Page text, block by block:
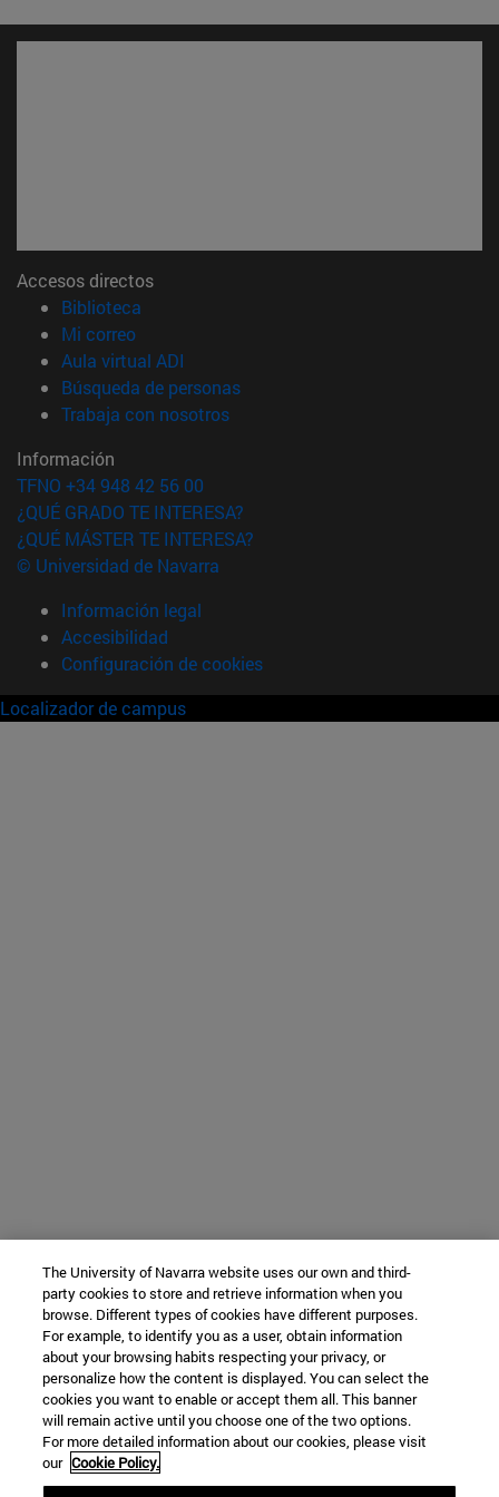
Accesos directos
Biblioteca
Mi correo(abre en nueva ventana)
Aula virtual ADI
Búsqueda de personas(abre en nueva ventana)
Trabaja con nosotros(abre en nueva ventana)
Información
TFNO +34 948 42 56 00
¿QUÉ GRADO TE INTERESA?
¿QUÉ MÁSTER TE INTERESA?
© Universidad de Navarra
Información legal
Accesibilidad
Configuración de cookies
Localizador de campus
The University of Navarra website uses our own and third-
party cookies to store and retrieve information when you
browse. Different types of cookies have different purposes.
For example, to identify you as a user, obtain information
about your browsing habits respecting your privacy, or
personalize how the content is displayed. You can select the
cookies you want to enable or accept them all. This banner
will remain active until you choose one of the two options.
For more detailed information about our cookies, please visit
our Cookie Policy.